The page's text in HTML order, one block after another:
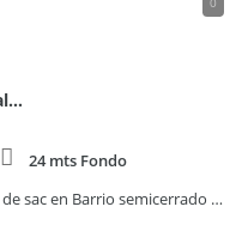
Las Lomadas de Escobar - Japon al 100
24 mts Fondo
Venta de Lote interno de 588 m² en cul de sac en Barrio semicerrado Las Lomas de Escobar